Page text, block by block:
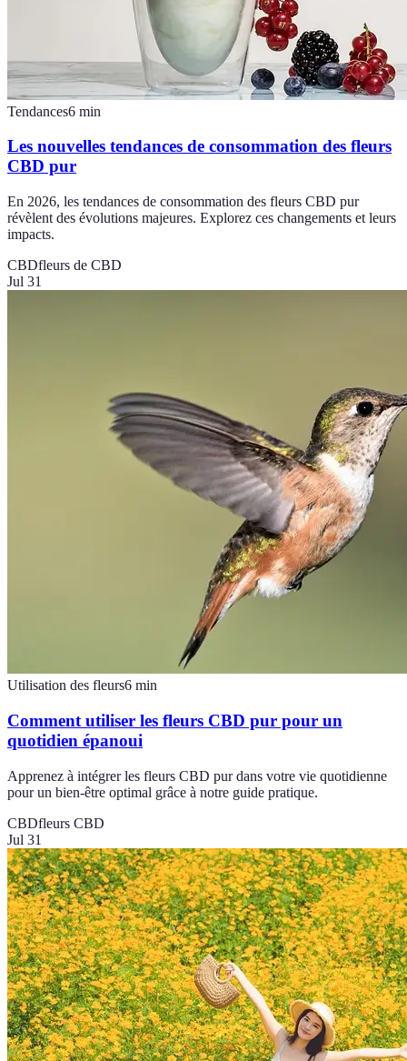
Tendances6 min
Les nouvelles tendances de consommation des fleurs
CBD pur
En 2026, les tendances de consommation des fleurs CBD pur
révèlent des évolutions majeures. Explorez ces changements et leurs
impacts.
CBDfleurs de CBD
Jul 31
Utilisation des fleurs6 min
Comment utiliser les fleurs CBD pur pour un
quotidien épanoui
Apprenez à intégrer les fleurs CBD pur dans votre vie quotidienne
pour un bien-être optimal grâce à notre guide pratique.
CBDfleurs CBD
Jul 31